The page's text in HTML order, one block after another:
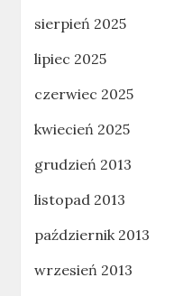
sierpień 2025
lipiec 2025
czerwiec 2025
kwiecień 2025
grudzień 2013
listopad 2013
październik 2013
wrzesień 2013